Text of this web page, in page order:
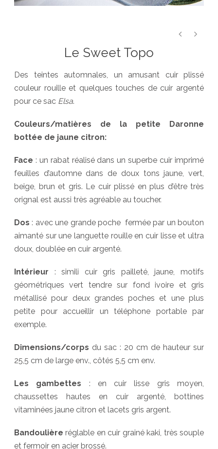
Le Sweet Topo
Des teintes automnales, un amusant cuir plissé
couleur rouille et quelques touches de cuir argenté
pour ce sac Elsa.
Couleurs/matières de la petite Daronne
bottée de jaune citron:
Face : un rabat réalisé dans un superbe cuir imprimé
feuilles d’automne dans de doux tons jaune, vert,
beige, brun et gris. Le cuir plissé en plus d’être très
orignal est aussi très agréable au toucher.
Dos: avec une grande poche fermée par un bouton
aimanté sur une languette rouille en cuir lisse et ultra
doux, doublée en cuir argenté.
Intérieur : simili cuir gris pailleté, jaune, motifs
géométriques vert tendre sur fond ivoire et gris
métallisé pour deux grandes poches et une plus
petite pour accueillir un téléphone portable par
exemple.
Dimensions/corps du sac : 20 cm de hauteur sur
25,5 cm de large env., côtés 5,5 cm env.
Les gambettes : en cuir lisse gris moyen,
chaussettes hautes en cuir argenté, bottines
vitaminées jaune citron et lacets gris argent.
Bandoulièreréglable en cuir grainé kaki, très souple
et fermoir en acier brossé.